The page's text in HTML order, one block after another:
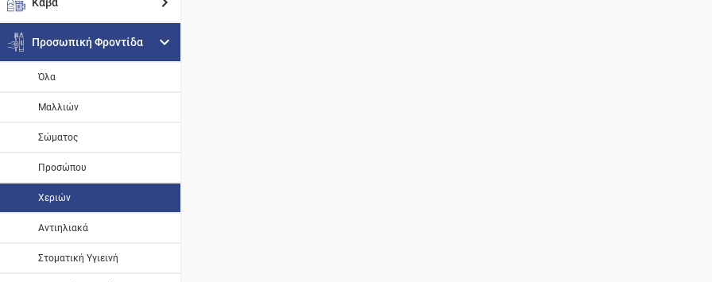
Προσωπική Φροντίδα
Όλα
Μαλλιών
Σώματος
Προσώπου
Χεριών
Αντιηλιακά
Στοματική Υγιεινή